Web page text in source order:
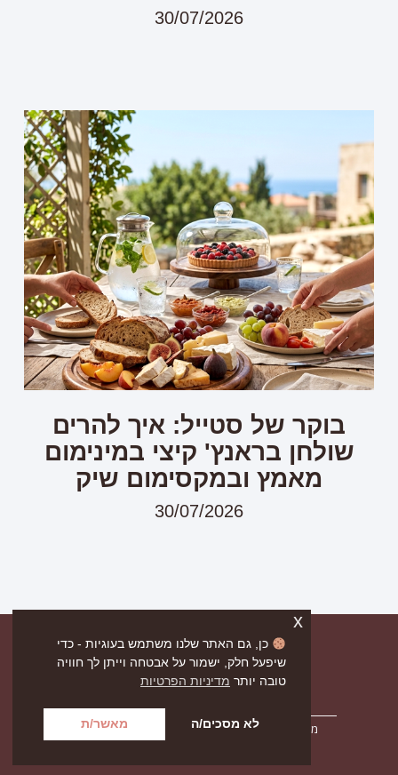
30/07/2026
בוקר של סטייל: איך להרים
שולחן בראנץ' קיצי במינימום
מאמץ ובמקסימום שיק
30/07/2026
כן, גם האתר שלנו משתמש בעוגיות - כדי
שיפעל חלק, ישמור על אבטחה וייתן לך חוויה
טובה יותר מדיניות הפרטיות
לא מסכים/ה מאשר/ת
x
מדיניות הפרטיות תקנון אתר הצהרת נגישות